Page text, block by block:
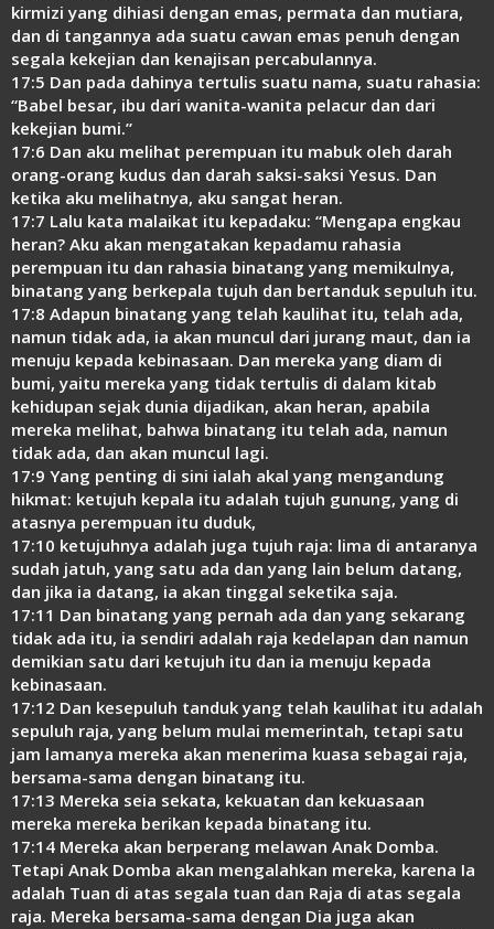
kirmizi yang dihiasi dengan emas, permata dan mutiara,
dan di tangannya ada suatu cawan emas penuh dengan
segala kekejian dan kenajisan percabulannya.
17:5 Dan pada dahinya tertulis suatu nama, suatu rahasia:
“Babel besar, ibu dari wanita-wanita pelacur dan dari
kekejian bumi.”
17:6 Dan aku melihat perempuan itu mabuk oleh darah
orang-orang kudus dan darah saksi-saksi Yesus. Dan
ketika aku melihatnya, aku sangat heran.
17:7 Lalu kata malaikat itu kepadaku: “Mengapa engkau
heran? Aku akan mengatakan kepadamu rahasia
perempuan itu dan rahasia binatang yang memikulnya,
binatang yang berkepala tujuh dan bertanduk sepuluh itu.
17:8 Adapun binatang yang telah kaulihat itu, telah ada,
namun tidak ada, ia akan muncul dari jurang maut, dan ia
menuju kepada kebinasaan. Dan mereka yang diam di
bumi, yaitu mereka yang tidak tertulis di dalam kitab
kehidupan sejak dunia dijadikan, akan heran, apabila
mereka melihat, bahwa binatang itu telah ada, namun
tidak ada, dan akan muncul lagi.
17:9 Yang penting di sini ialah akal yang mengandung
hikmat: ketujuh kepala itu adalah tujuh gunung, yang di
atasnya perempuan itu duduk,
17:10 ketujuhnya adalah juga tujuh raja: lima di antaranya
sudah jatuh, yang satu ada dan yang lain belum datang,
dan jika ia datang, ia akan tinggal seketika saja.
17:11 Dan binatang yang pernah ada dan yang sekarang
tidak ada itu, ia sendiri adalah raja kedelapan dan namun
demikian satu dari ketujuh itu dan ia menuju kepada
kebinasaan.
17:12 Dan kesepuluh tanduk yang telah kaulihat itu adalah
sepuluh raja, yang belum mulai memerintah, tetapi satu
jam lamanya mereka akan menerima kuasa sebagai raja,
bersama-sama dengan binatang itu.
17:13 Mereka seia sekata, kekuatan dan kekuasaan
mereka mereka berikan kepada binatang itu.
17:14 Mereka akan berperang melawan Anak Domba.
Tetapi Anak Domba akan mengalahkan mereka, karena Ia
adalah Tuan di atas segala tuan dan Raja di atas segala
raja. Mereka bersama-sama dengan Dia juga akan